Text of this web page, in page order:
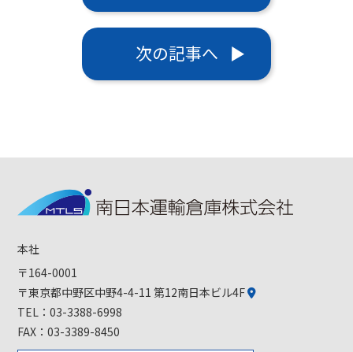
次の記事へ
本社
〒164-0001
〒東京都中野区中野4-4-11 第12南日本ビル4F
TEL：03-3388-6998
FAX：03-3389-8450